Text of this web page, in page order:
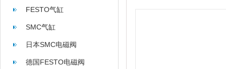
FESTO气缸
SMC气缸
日本SMC电磁阀
德国FESTO电磁阀